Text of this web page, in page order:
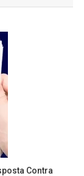
Contra